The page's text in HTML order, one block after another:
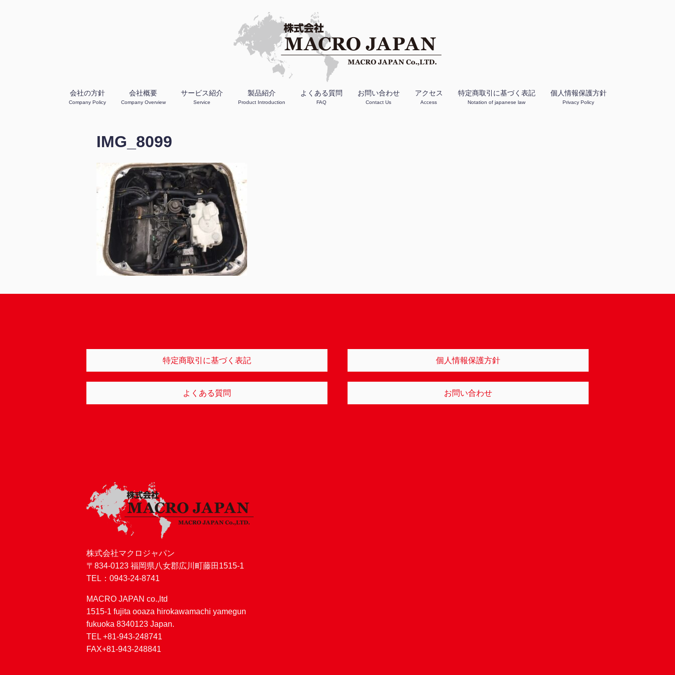
会社の方針
Company Policy
会社概要
Company Overview
サービス紹介
Service
製品紹介
Product Introduction
よくある質問
FAQ
お問い合わせ
Contact Us
アクセス
Access
特定商取引に基づく表記
Notation of japanese law
個人情報保護方針
Privacy Policy
IMG_8099
特定商取引に基づく表記 個人情報保護方針
よくある質問 お問い合わせ
株式会社マクロジャパン
〒834-0123 福岡県八女郡広川町藤田1515-1
TEL：0943-24-8741
MACRO JAPAN co.,ltd
1515-1 fujita ooaza hirokawamachi yamegun
fukuoka 8340123 Japan.
TEL +81-943-248741
FAX+81-943-248841